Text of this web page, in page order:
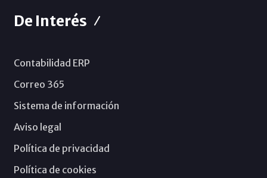
De Interés
Contabilidad ERP
Correo 365
Sistema de información
Aviso legal
Política de privacidad
Política de cookies